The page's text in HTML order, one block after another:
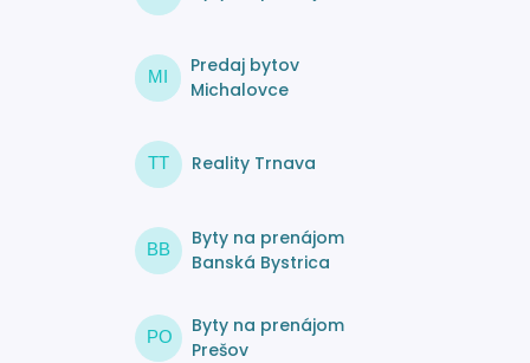
MI
Predaj bytov
Michalovce
TT Reality Trnava
BB
Byty na prenájom
Banská Bystrica
PO
Byty na prenájom
Prešov